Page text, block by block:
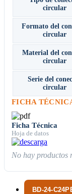
BD-24-
circular
Formato del
circular
Material del
circular
Serie del
circular
FICHA
Ficha Técnica
Hoja de datos
No hay productos